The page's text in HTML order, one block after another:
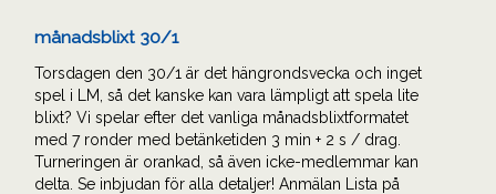
månadsblixt 30/1
Torsdagen den 30/1 är det hängrondsvecka och inget
spel i LM, så det kanske kan vara lämpligt att spela lite
blixt? Vi spelar efter det vanliga månadsblixtformatet
med 7 ronder med betänketiden 3 min + 2 s / drag.
Turneringen är orankad, så även icke-medlemmar kan
delta. Se inbjudan för alla detaljer! Anmälan Lista på